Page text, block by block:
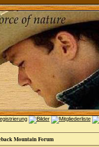
Mountain Forum